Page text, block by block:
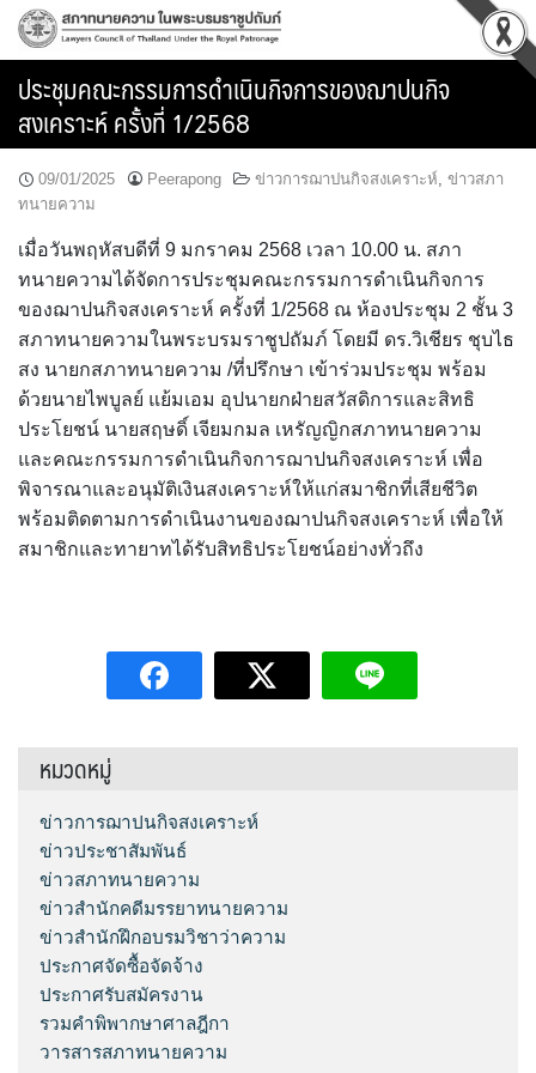
Skip
ประชุมคณะกรรมการดำเนินกิจการของฌาปนกิจ
สงเคราะห์ ครั้งที่ 1/2568
09/01/2025 Peerapong ข่าวการฌาปนกิจสงเคราะห์, ข่าวสภา
ทนายความ
เมื่อวันพฤหัสบดีที่ 9 มกราคม 2568 เวลา 10.00 น. สภา
ทนายความได้จัดการประชุมคณะกรรมการดำเนินกิจการ
ของฌาปนกิจสงเคราะห์ ครั้งที่ 1/2568 ณ ห้องประชุม 2 ชั้น 3
สภาทนายความในพระบรมราชูปถัมภ์ โดยมี ดร.วิเชียร ชุบไธ
สง นายกสภาทนายความ /ที่ปรึกษา เข้าร่วมประชุม พร้อม
ด้วยนายไพบูลย์ แย้มเอม อุปนายกฝ่ายสวัสดิการและสิทธิ
ประโยชน์ นายสฤษดิ์ เจียมกมล เหรัญญิกสภาทนายความ
และคณะกรรมการดำเนินกิจการฌาปนกิจสงเคราะห์ เพื่อ
พิจารณาและอนุมัติเงินสงเคราะห์ให้แก่สมาชิกที่เสียชีวิต
พร้อมติดตามการดำเนินงานของฌาปนกิจสงเคราะห์ เพื่อให้
สมาชิกและทายาทได้รับสิทธิประโยชน์อย่างทั่วถึง
หมวดหมู่
ข่าวการฌาปนกิจสงเคราะห์
ข่าวประชาสัมพันธ์
ข่าวสภาทนายความ
ข่าวสำนักคดีมรรยาทนายความ
ข่าวสำนักฝึกอบรมวิชาว่าความ
ประกาศจัดซื้อจัดจ้าง
ประกาศรับสมัครงาน
รวมคำพิพากษาศาลฎีกา
วารสารสภาทนายความ